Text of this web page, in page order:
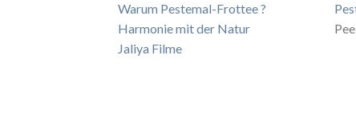
Warum Pestemal-Frottee ?
Harmonie mit der Natur
Jaliya Filme